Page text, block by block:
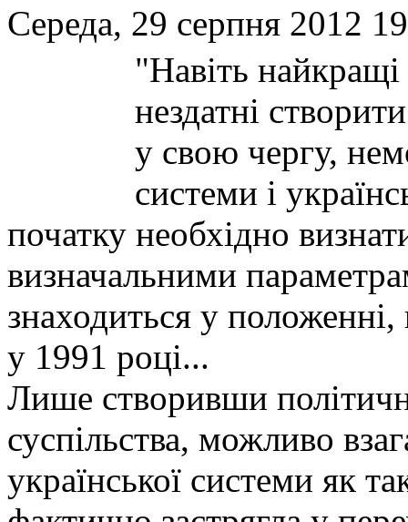
Середа, 29 серпня 2012
"Навіть
нездатні
у свою чергу,
системи і
початку необхідно
визначальними
знаходиться у
у 1991 році...
Лише створивши
суспільства, можливо
української системи як